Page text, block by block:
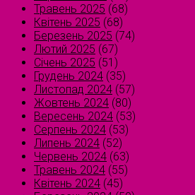
Травень 2025 (68)
Квітень 2025 (68)
Березень 2025 (74)
Лютий 2025 (67)
Січень 2025 (51)
Грудень 2024 (35)
Листопад 2024 (57)
Жовтень 2024 (80)
Вересень 2024 (53)
Серпень 2024 (53)
Липень 2024 (52)
Червень 2024 (63)
Травень 2024 (55)
Квітень 2024 (45)